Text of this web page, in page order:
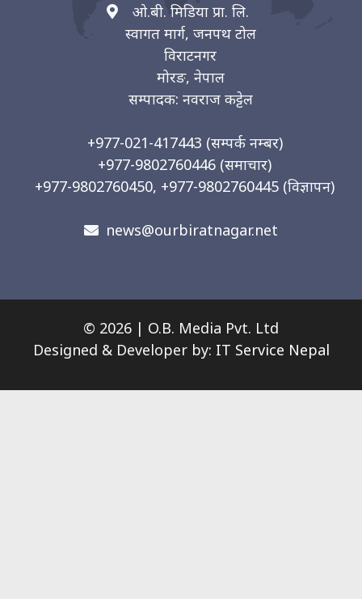
ओ.बी. मिडिया प्रा. लि.
स्वागत मार्ग, जनपथ टोल
विराटनगर
मोरङ, नेपाल
सम्पादक: नवराज कट्टेल
+977-021-417443 (सम्पर्क नम्बर)
+977-9802760446 (समाचार)
+977-9802760450, +977-9802760445 (विज्ञापन)
news@ourbiratnagar.net
© 2026 | O.B. Media Pvt. Ltd
Designed & Developer by: IT Service Nepal